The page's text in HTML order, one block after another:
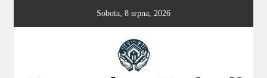
Sobota, 8 srpna, 2026